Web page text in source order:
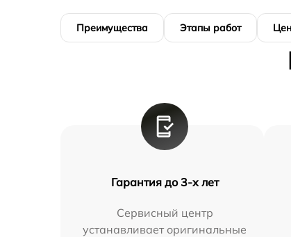
Преимущества Этапы работ
Гарантия до 3-х лет
Сервисный центр
устанавливает оригинальные